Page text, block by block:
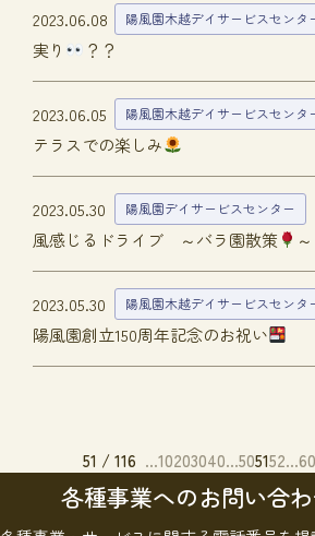
2023.06.08 陽風園木越デイサービスセンタ
実り ？？
2023.06.05 陽風園木越デイサービスセンタ
テラスでの楽しみ
2023.05.30 陽風園デイサービスセンター
風感じるドライブ ～バラ園散策 ～
2023.05.30 陽風園木越デイサービスセンタ
陽風園創立150周年記念のお祝い
51 / 116 ...10203040...505152...60
各種事業へのお問い合